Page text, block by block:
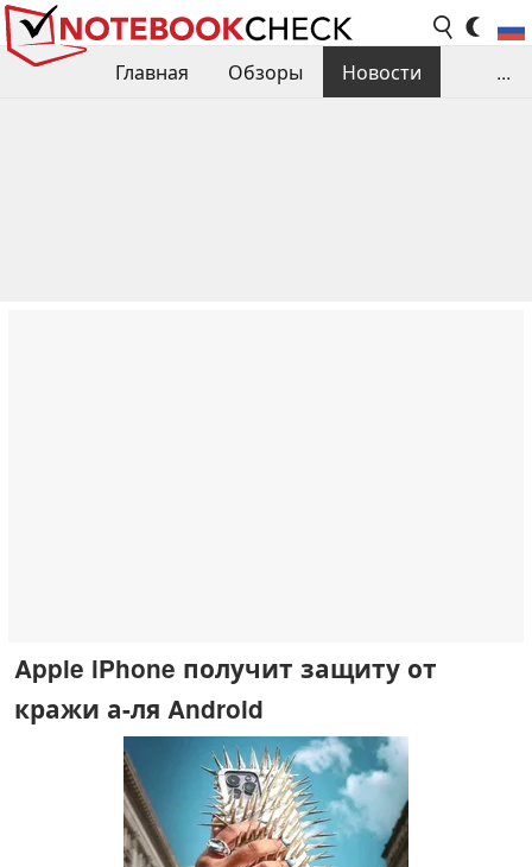
Главная Обзоры
Новости
...
Apple iPhone получит защиту от
кражи а-ля Android